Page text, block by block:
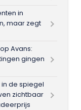
in
maar zegt
Avans:
gingen
de spiegel
zichtbaar